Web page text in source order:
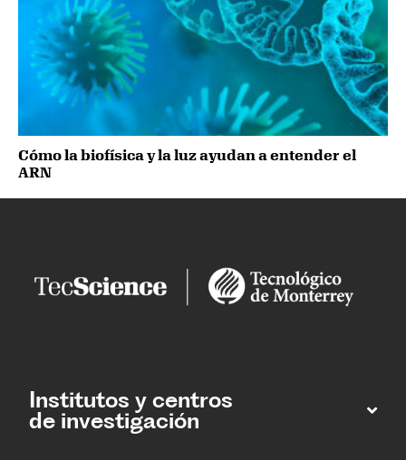
Cómo la biofísica y la luz ayudan a entender el
ARN
Institutos y centros
de investigación